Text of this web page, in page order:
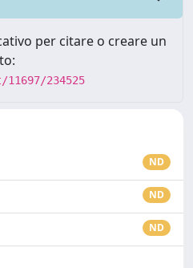
per citare o creare un
234525
ND
ND
ND